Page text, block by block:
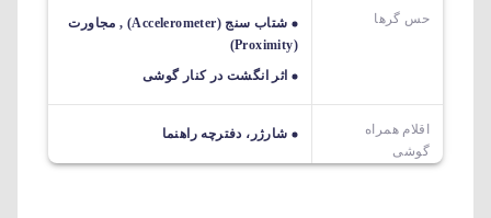
حس گرها
شتاب سنج (Accelerometer) , مجاورت
(Proximity)
اثر انگشت در کنار گوشی
اقلام همراه
گوشی
شارژر، دفترچه راهنما